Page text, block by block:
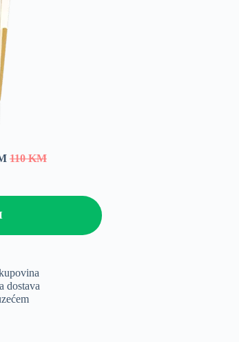
110 KM
dostava